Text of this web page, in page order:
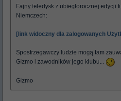
Fajny teledysk z ubiegłorocznej edycji
Niemczech:
[link widoczny dla zalogowanych
Spostrzegawczy ludzie mogą tam
Gizmo i zawodników jego klubu...
Gizmo